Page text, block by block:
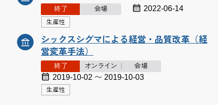
終了 会場 2022-06-14
生産性
シックスシグマによる経営・品質改革（経
営変革手法）
終了 オンライン 会場
2019-10-02 〜 2019-10-03
生産性